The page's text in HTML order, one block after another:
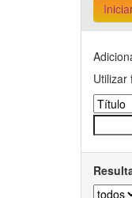
Utilizar